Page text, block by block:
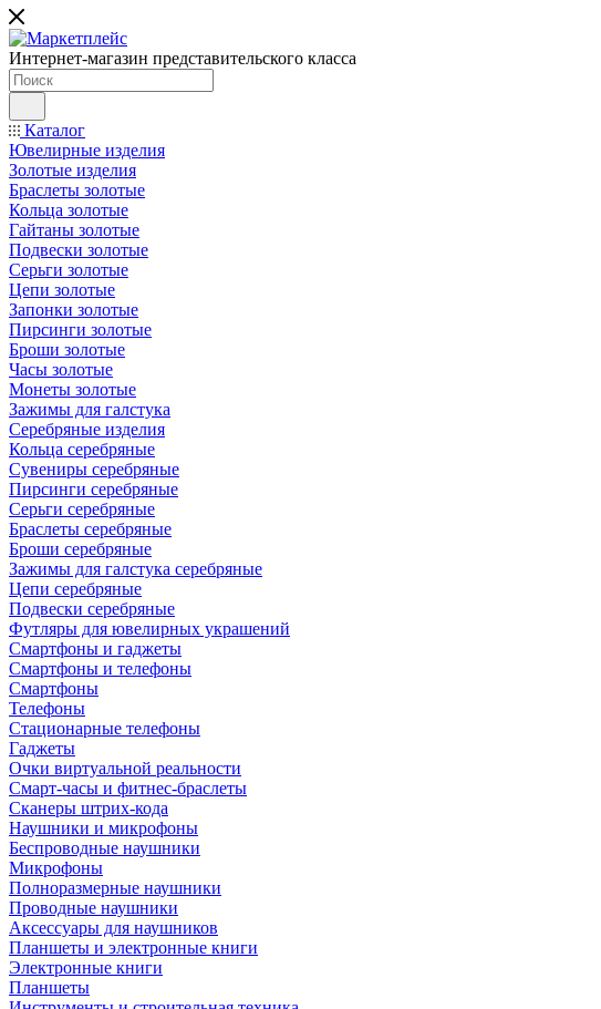
Интернет-магазин представительского класса
Каталог
Ювелирные изделия
Золотые изделия
Браслеты золотые
Кольца золотые
Гайтаны золотые
Подвески золотые
Серьги золотые
Цепи золотые
Запонки золотые
Пирсинги золотые
Броши золотые
Часы золотые
Монеты золотые
Зажимы для галстука
Серебряные изделия
Кольца серебряные
Сувениры серебряные
Пирсинги серебряные
Серьги серебряные
Браслеты серебряные
Броши серебряные
Зажимы для галстука серебряные
Цепи серебряные
Подвески серебряные
Футляры для ювелирных украшений
Смартфоны и гаджеты
Смартфоны и телефоны
Смартфоны
Телефоны
Стационарные телефоны
Гаджеты
Очки виртуальной реальности
Смарт-часы и фитнес-браслеты
Сканеры штрих-кода
Наушники и микрофоны
Беспроводные наушники
Микрофоны
Полноразмерные наушники
Проводные наушники
Аксессуары для наушников
Планшеты и электронные книги
Электронные книги
Планшеты